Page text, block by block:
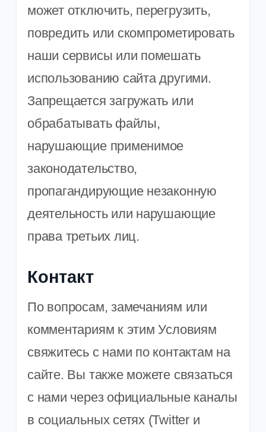
может отключить, перегрузить,
повредить или скомпрометировать
наши сервисы или помешать
использованию сайта другими.
Запрещается загружать или
обрабатывать файлы,
нарушающие применимое
законодательство,
пропагандирующие незаконную
деятельность или нарушающие
права третьих лиц.
Контакт
По вопросам, замечаниям или
комментариям к этим Условиям
свяжитесь с нами по контактам на
сайте. Вы также можете связаться
с нами через официальные каналы
в социальных сетях (Twitter и